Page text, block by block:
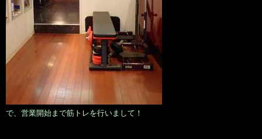
で、営業開始まで筋トレを行いまして！